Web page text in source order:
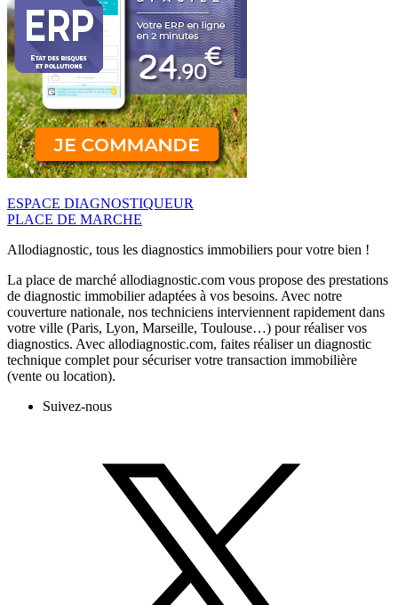
ESPACE DIAGNOSTIQUEUR
PLACE DE MARCHE
Allodiagnostic, tous les diagnostics immobiliers pour votre bien !
La place de marché allodiagnostic.com vous propose des prestations
de diagnostic immobilier adaptées à vos besoins. Avec notre
couverture nationale, nos techniciens interviennent rapidement dans
votre ville (Paris, Lyon, Marseille, Toulouse…) pour réaliser vos
diagnostics. Avec allodiagnostic.com, faites réaliser un diagnostic
technique complet pour sécuriser votre transaction immobilière
(vente ou location).
Suivez-nous